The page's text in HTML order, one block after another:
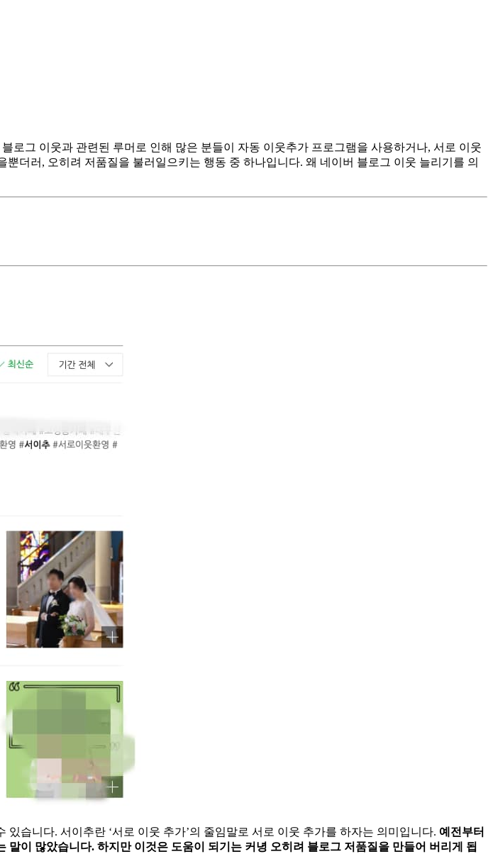
로그 이웃과 관련된 루머로 인해 많은 분들이 자동 이웃추가 프로그램을 사용하거나, 서로 이웃
더러, 오히려 저품질을 불러일으키는 행동 중 하나입니다. 왜 네이버 블로그 이웃 늘리기를 의
습니다. 서이추란 ‘서로 이웃 추가’의 줄임말로 서로 이웃 추가를 하자는 의미입니다. 예전부터
이 많았습니다. 하지만 이것은 도움이 되기는 커녕 오히려 블로그 저품질을 만들어 버리게 됩